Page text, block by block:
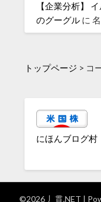
【企業分析】
のグーグル に
トップページ > コ
にほんブログ村
©2026 丿貫.NET |